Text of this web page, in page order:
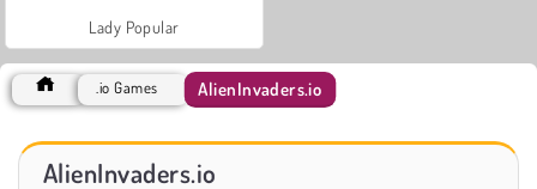
Lady Popular
.io Games AlienInvaders.io
AlienInvaders.io